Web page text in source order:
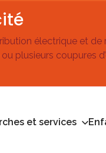
électrique et
plusieurs coupures
et services